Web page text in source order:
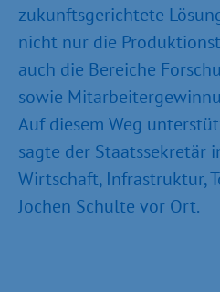
zukunftsgerichtete
nicht nur die
auch die Bereiche
sowie
Auf diesem Weg
sagte der Staatssekretär
Wirtschaft, Infrastruktur,
Jochen Schulte vor Ort.